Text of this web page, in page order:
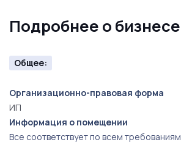
Подробнее о бизнесе
Общее:
Организационно-правовая форма
ИП
Информация о помещении
Все соответствует по всем требованиям